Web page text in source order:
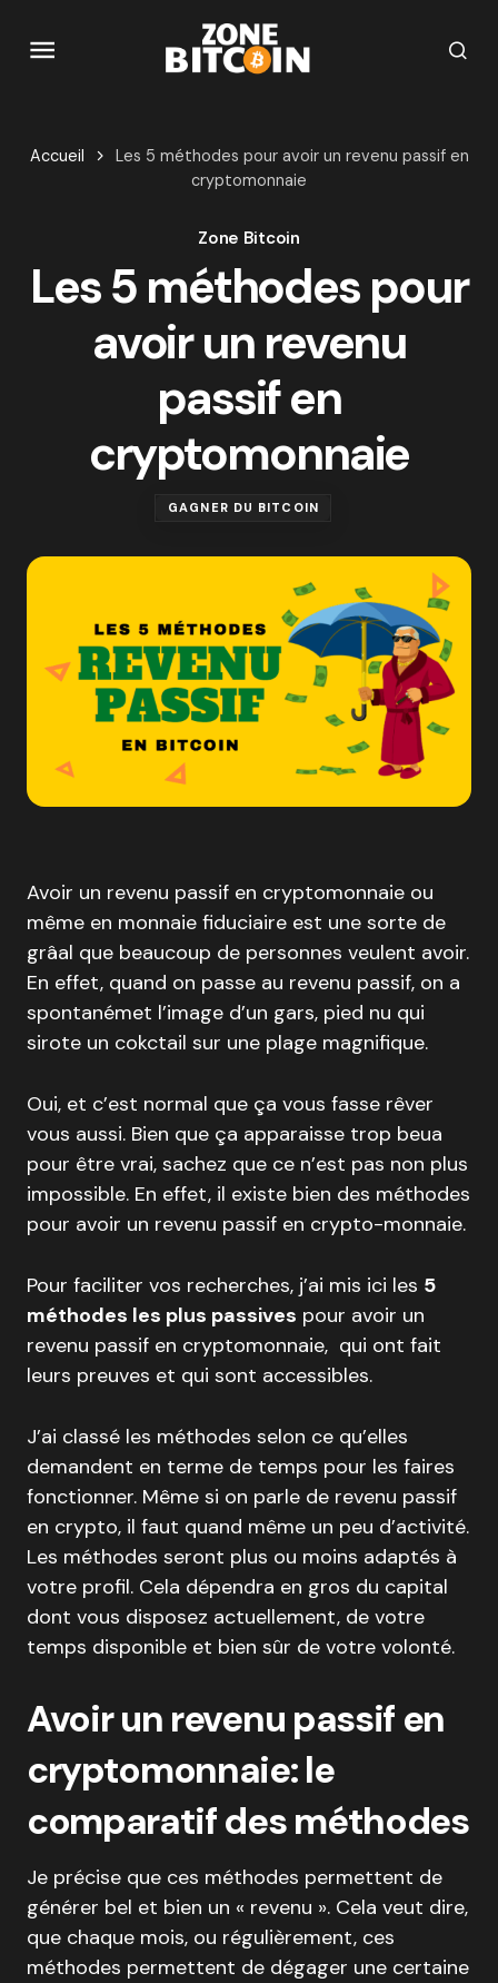
Accueil
Les 5 méthodes pour avoir un revenu passif en
cryptomonnaie
Zone Bitcoin
Les 5 méthodes pour
avoir un revenu
passif en
cryptomonnaie
GAGNER DU BITCOIN
Avoir un revenu passif en cryptomonnaie ou
même en monnaie fiduciaire est une sorte de
grâal que beaucoup de personnes veulent avoir.
En effet, quand on passe au revenu passif, on a
spontanémet l’image d’un gars, pied nu qui
sirote un cokctail sur une plage magnifique.
Oui, et c’est normal que ça vous fasse rêver
vous aussi. Bien que ça apparaisse trop beua
pour être vrai, sachez que ce n’est pas non plus
impossible. En effet, il existe bien des méthodes
pour avoir un revenu passif en crypto-monnaie.
Pour faciliter vos recherches, j’ai mis ici les 5
méthodes les plus passives pour avoir un
revenu passif en cryptomonnaie, qui ont fait
leurs preuves et qui sont accessibles.
J’ai classé les méthodes selon ce qu’elles
demandent en terme de temps pour les faires
fonctionner. Même si on parle de revenu passif
en crypto, il faut quand même un peu d’activité.
Les méthodes seront plus ou moins adaptés à
votre profil. Cela dépendra en gros du capital
dont vous disposez actuellement, de votre
temps disponible et bien sûr de votre volonté.
Avoir un revenu passif en
cryptomonnaie: le
comparatif des méthodes
Je précise que ces méthodes permettent de
générer bel et bien un « revenu ». Cela veut dire,
que chaque mois, ou régulièrement, ces
méthodes permettent de dégager une certaine